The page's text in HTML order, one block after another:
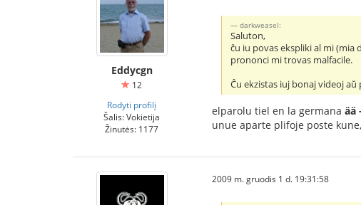
Eddycgn
12
Rodyti profilį
Šalis: Vokietija
Žinutės: 1177
darkweasel:
Saluton,
ĉu iu povas ekspliki al mi (mia
prononci mi trovas malfacile.
Ĉu ekzistas iuj bonaj videoj
elparolu tiel en la germana ää
unue aparte plifoje poste
2009 m. gruodis 1 d. 19:31:58